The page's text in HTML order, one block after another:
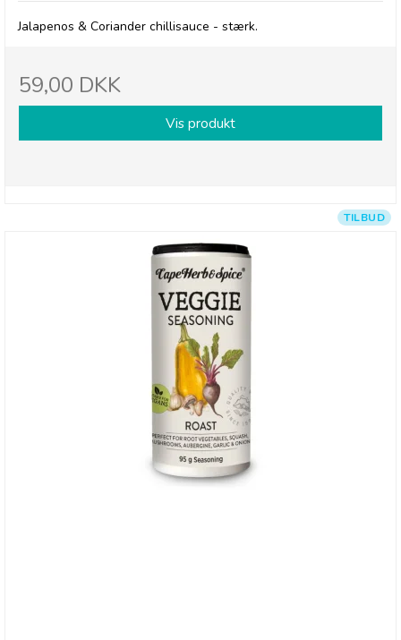
Jalapenos & Coriander chillisauce - stærk.
59,00 DKK
Vis produkt
TILBUD